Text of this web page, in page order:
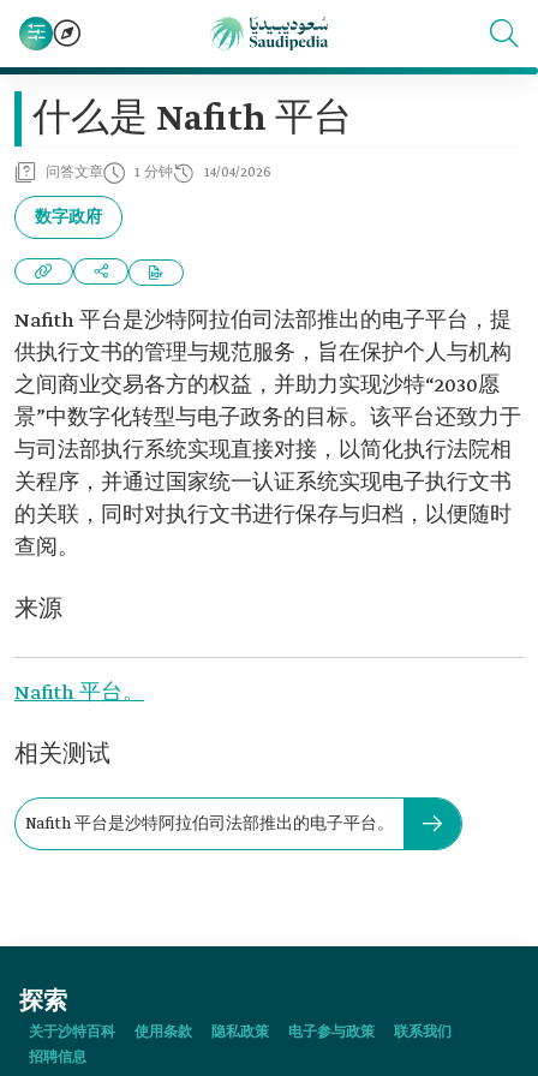
什么是 Nafith 平台
问答文章 1 分钟 14/04/2026
数字政府
Nafith 平台是沙特阿拉伯司法部推出的电子平台，提
供执行文书的管理与规范服务，旨在保护个人与机构
之间商业交易各方的权益，并助力实现沙特“2030愿
景”中数字化转型与电子政务的目标。该平台还致力于
与司法部执行系统实现直接对接，以简化执行法院相
关程序，并通过国家统一认证系统实现电子执行文书
的关联，同时对执行文书进行保存与归档，以便随时
查阅。
来源
Nafith 平台。
相关测试
Nafith 平台是沙特阿拉伯司法部推出的电子平台。
探索
关于沙特百科 使用条款 隐私政策 电子参与政策
联系我们
招聘信息